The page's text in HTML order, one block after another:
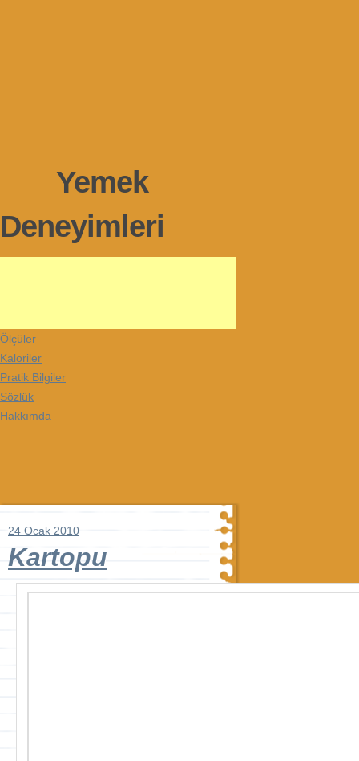
Yemek
Deneyimleri
Ölçüler
Kaloriler
Pratik Bilgiler
Sözlük
Hakkımda
24 Ocak 2010
Kartopu